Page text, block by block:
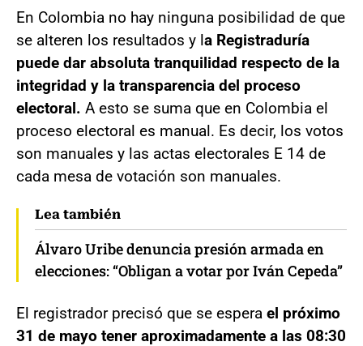
En Colombia no hay ninguna posibilidad de que
se alteren los resultados y la Registraduría
puede dar absoluta tranquilidad respecto de la
integridad y la transparencia del proceso
electoral. A esto se suma que en Colombia el
proceso electoral es manual. Es decir, los votos
son manuales y las actas electorales E 14 de
cada mesa de votación son manuales.
Lea también
Álvaro Uribe denuncia presión armada en
elecciones: “Obligan a votar por Iván Cepeda”
El registrador precisó que se espera el próximo
31 de mayo tener aproximadamente a las 08:30